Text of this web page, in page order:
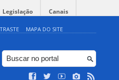
Legislação Canais
MAPA DO SITE